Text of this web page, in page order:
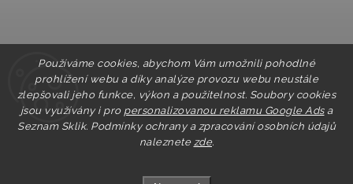
Používáme cookies, abychom Vám umožnili pohodlné
prohlížení webu a díky analýze provozu webu neustále
zlepšovali jeho funkce, výkon a použitelnost. Soubory cookies
jsou využívány i pro personalizovanou reklamu Google Adsa
Seznam Sklik. Podmínky ochrany a zpracování osobních údajů
naleznete zde.